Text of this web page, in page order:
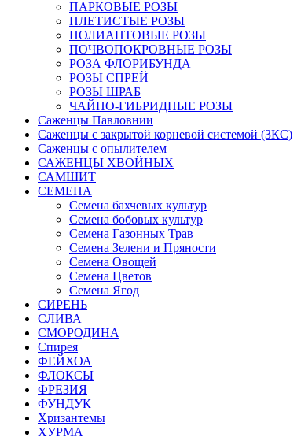
ПАРКОВЫЕ РОЗЫ
ПЛЕТИСТЫЕ РОЗЫ
ПОЛИАНТОВЫЕ РОЗЫ
ПОЧВОПОКРОВНЫЕ РОЗЫ
РОЗА ФЛОРИБУНДА
РОЗЫ СПРЕЙ
РОЗЫ ШРАБ
ЧАЙНО-ГИБРИДНЫЕ РОЗЫ
Саженцы Павловнии
Саженцы с закрытой корневой системой (ЗКС)
Саженцы с опылителем
САЖЕНЦЫ ХВОЙНЫХ
САМШИТ
СЕМЕНА
Семена бахчевых культур
Семена бобовых культур
Семена Газонных Трав
Семена Зелени и Пряности
Семена Овощей
Семена Цветов
Семена Ягод
СИРЕНЬ
СЛИВА
СМОРОДИНА
Спирея
ФЕЙХОА
ФЛОКСЫ
ФРЕЗИЯ
ФУНДУК
Хризантемы
ХУРМА